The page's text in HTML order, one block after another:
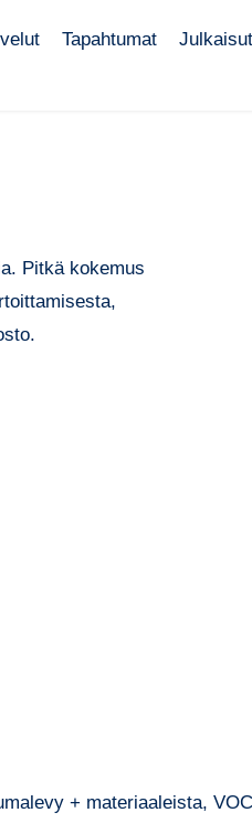
Tapahtumat Julkaisut
Pitkä kokemus
+ materiaaleista,